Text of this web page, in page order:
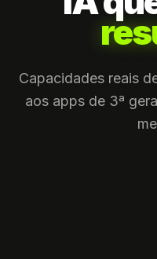
Capacidades reais
aos apps de 3ª